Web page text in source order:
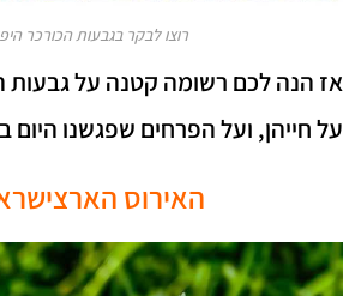
רוצו לבקר בגבעות הכורכר
אז הנה לכם רשומה קטנה על גבעות
על חייהן, ועל הפרחים שפגשנו
האירוס